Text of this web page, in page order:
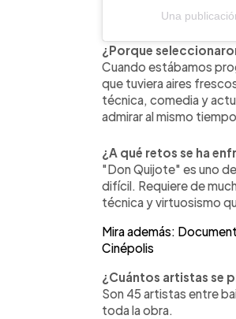
Una
¿Porque
Cuando estábamos
que tuviera aires
técnica, comedia y
admirar al mismo
¿A qué retos se ha
"Don Quijote" es uno
difícil. Requiere de
técnica y virtuosismo
Mira además:
Cinépolis
¿Cuántos artistas se
Son 45 artistas entre
toda la obra.